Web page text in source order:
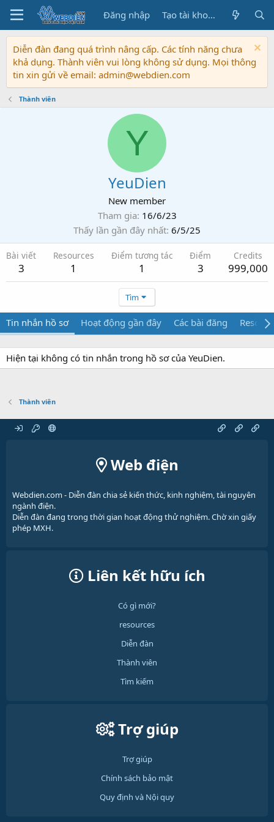
Đăng nhập Tạo tài khoản
Diễn đàn đang quá trình nâng cấp. Các tính năng chưa
khả dụng. Thành viên vui lòng không sử dụng. Mọi thông
tin xin gửi về email: admin@webdien.com
Thành viên
Y
YeuDien
New member
Tham gia 16/6/23
Thấy lần gần đây nhất 6/5/25
Bài viết
3
Resources
1
Điểm tương tác
1
Điểm
3
Credits
999,000
Tìm
Tin nhắn hồ sơ Hoạt động gần đây Các bài đăng
Hiện tại không có tin nhắn trong hồ sơ của YeuDien.
Thành viên
Web điện
Webdien.com - Diễn đàn chia sẻ kiến thức, kinh nghiệm, tài nguyên
ngành điện.
Diễn đàn đang trong thời gian hoạt động thử nghiệm. Chờ xin giấy
phép MXH.
Liên kết hữu ích
Có gì mới?
resources
Diễn đàn
Thành viên
Tìm kiếm
Trợ giúp
Trợ giúp
Chính sách bảo mật
Quy định và Nội quy